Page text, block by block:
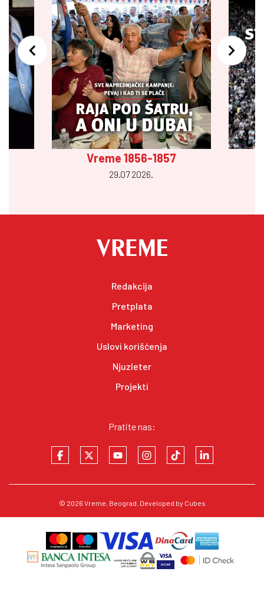
Vreme 1856-1857
29.07 2026.
Redakcija
Pretplata
Marketing
Uslovi korišćenja
Njuzleter
Projekti
Pratite nas:
© 2026 Vreme, Beograd. Developed by Cubes